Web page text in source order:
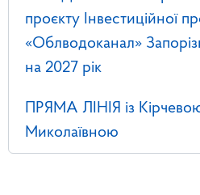
проєкту Інвестиційної
«Облводоканал»
на 2027 рік
ПРЯМА ЛІНІЯ із
Миколаївною